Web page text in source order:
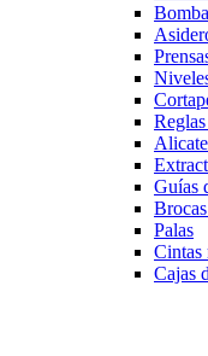
Guías
Palas
Cintas
Cajas